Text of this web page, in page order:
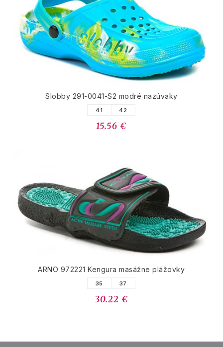
Slobby 291-0041-S2 modré nazúvaky
41 42
15.56 €
ARNO 972221 Kengura masážne plážovky
35 37
30.22 €